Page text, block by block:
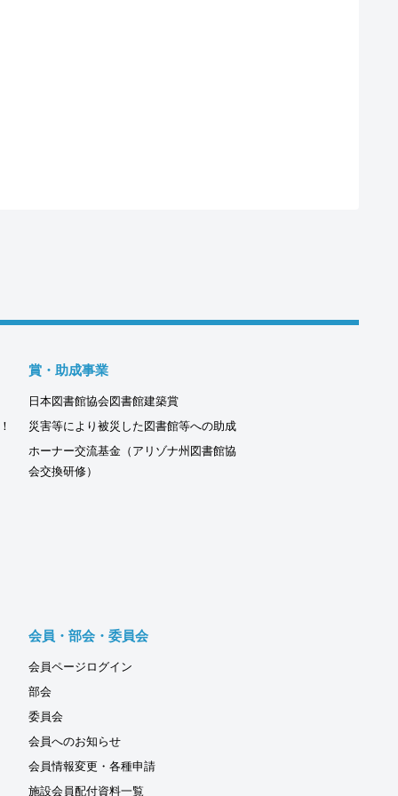
賞・助成事業
日本図書館協会図書館建築賞
災害等により被災した図書館等への助成
ホーナー交流基金（アリゾナ州図書館協
会交換研修）
会員・部会・委員会
会員ページログイン
部会
委員会
会員へのお知らせ
会員情報変更・各種申請
施設会員配付資料一覧